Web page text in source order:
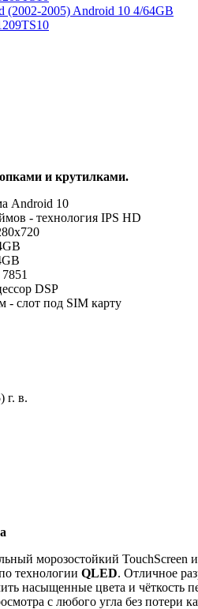
и крутилками.
Android 10
- технология IPS HD
DSP
- слот под SIM карту
г. в.
морозостойкий TouchScreen
технологии QLED. Отличное
насыщенные цвета и чёткость
с любого угла без потери